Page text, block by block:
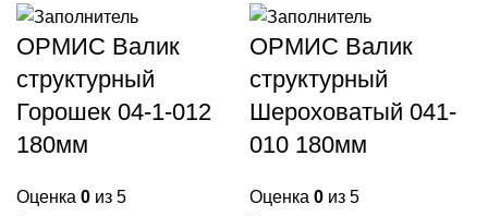
ОРМИС Валик
структурный
Горошек 04-1-012
180мм
Оценка 0 из 5
ОРМИС Валик
структурный
Шероховатый 041-
010 180мм
Оценка 0 из 5